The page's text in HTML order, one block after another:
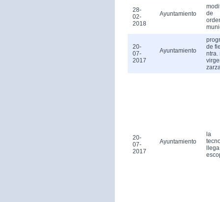
28-
02-
2018
Ayuntamiento
de
20-
07-
2017
Ayuntamiento
de
ntra.
20-
07-
2017
Ayuntamiento
la